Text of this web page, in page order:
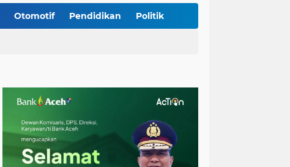
Kodim 0108/Agara terus kebut pembangunan jembatan Gantung di Ds. Kumbang Jaya, Aceh Tenggara
Otomotif Pendidikan Politik